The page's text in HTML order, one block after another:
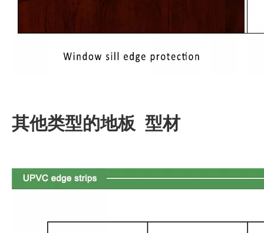
其他类型的地板 型材